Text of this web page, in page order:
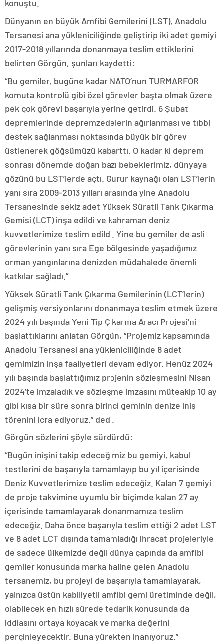
konuştu.
Dünyanın en büyük Amfibi Gemilerini (LST), Anadolu
Tersanesi ana yükleniciliğinde geliştirip iki adet gemiyi
2017-2018 yıllarında donanmaya teslim ettiklerini
belirten Görgün, şunları kaydetti:
“Bu gemiler, bugüne kadar NATO’nun TURMARFOR
komuta kontrolü gibi özel görevler başta olmak üzere
pek çok görevi başarıyla yerine getirdi. 6 Şubat
depremlerinde depremzedelerin ağırlanması ve tıbbi
destek sağlanması noktasında büyük bir görev
üstlenerek göğsümüzü kabarttı. O kadar ki deprem
sonrası dönemde doğan bazı bebeklerimiz, dünyaya
gözünü bu LST’lerde açtı. Gurur kaynağı olan LST’lerin
yanı sıra 2009-2013 yılları arasında yine Anadolu
Tersanesinde sekiz adet Yüksek Süratli Tank Çıkarma
Gemisi (LCT) inşa edildi ve kahraman deniz
kuvvetlerimize teslim edildi. Yine bu gemiler de asli
görevlerinin yanı sıra Ege bölgesinde yaşadığımız
orman yangınlarına denizden müdahalede önemli
katkılar sağladı.”
Yüksek Süratli Tank Çıkarma Gemilerinin (LCT’lerin)
gelişmiş versiyonlarını donanmaya teslim etmek üzere
2024 yılı başında Yeni Tip Çıkarma Aracı Projesi’ni
başlattıklarını anlatan Görgün, “Projemiz kapsamında
Anadolu Tersanesi ana yükleniciliğinde 8 adet
gemimizin inşa faaliyetleri devam ediyor. Henüz 2024
yılı başında başlattığımız projenin sözleşmesini Nisan
2024’te imzaladık ve sözleşme imzasını müteakip 10 ay
gibi kısa bir süre sonra birinci geminin denize iniş
törenini icra ediyoruz.” dedi.
Görgün sözlerini şöyle sürdürdü:
“Bugün inişini takip edeceğimiz bu gemiyi, kabul
testlerini de başarıyla tamamlayıp bu yıl içerisinde
Deniz Kuvvetlerimize teslim edeceğiz. Kalan 7 gemiyi
de proje takvimine uyumlu bir biçimde kalan 27 ay
içerisinde tamamlayarak donanmamıza teslim
edeceğiz. Daha önce başarıyla teslim ettiği 2 adet LST
ve 8 adet LCT dışında tamamladığı ihracat projeleriyle
de sadece ülkemizde değil dünya çapında da amfibi
gemiler konusunda marka haline gelen Anadolu
tersanemiz, bu projeyi de başarıyla tamamlayarak,
yalnızca üstün kabiliyetli amfibi gemi üretiminde değil,
olabilecek en hızlı sürede tedarik konusunda da
iddiasını ortaya koyacak ve marka değerini
perçinleyecektir. Buna yürekten inanıyoruz.”